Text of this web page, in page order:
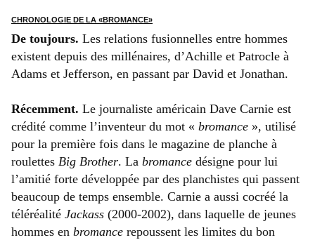
CHRONOLOGIE DE LA «BROMANCE»
De toujours. Les relations fusionnelles entre hommes
existent depuis des millénaires, d’Achille et Patrocle à
Adams et Jefferson, en passant par David et Jonathan.
Récemment. Le journaliste américain Dave Carnie est
crédité comme l’inventeur du mot « bromance », utilisé
pour la première fois dans le magazine de planche à
roulettes Big Brother. La bromance désigne pour lui
l’amitié forte développée par des planchistes qui passent
beaucoup de temps ensemble. Carnie a aussi cocréé la
téléréalité Jackass (2000-2002), dans laquelle de jeunes
hommes en bromance repoussent les limites du bon